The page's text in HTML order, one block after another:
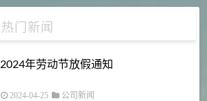
热门新闻
2024年劳动节放假通知
2024-04-25 公司新闻